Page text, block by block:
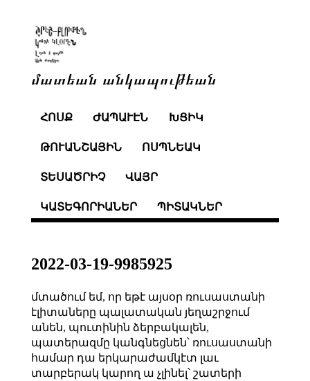
մատեան անկապութեան
ՀՈՍՔ ԺԱՊԱՒԷՆ ԽՑԻԿ
ԹՈՒԱՆՇԱՅԻՆ ՈՍՊՆԵԱԿ
ՏԵՍԱԾՐԻՉ ՎԱՅՐ
ԿԱՏԵԳՈՐԻԱՆԵՐ ՊԻՏԱԿՆԵՐ
2022-03-19-9985925
մտածում եմ, որ եթէ այսօր ռուսաստանի
էլիտաները պալատական յեղաշրջում
անեն, պուտինին ձերբակալեն,
պատերազմը կանգնեցնեն՝ ռուսաստանի
համար դա երկարաժամկէտ լաւ
տարբերակ կարող ա չլինել՝ շատերի